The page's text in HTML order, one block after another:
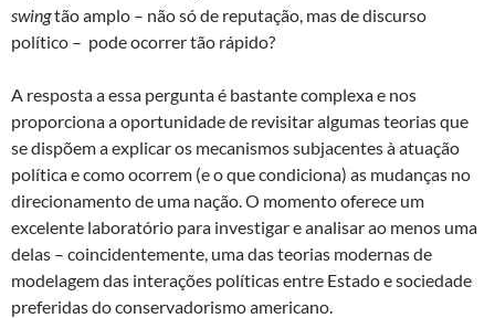
swingtão amplo – não só de reputação, mas de discurso
político – pode ocorrer tão rápido?
A resposta a essa pergunta é bastante complexa e nos
proporciona a oportunidade de revisitar algumas teorias que
se dispõem a explicar os mecanismos subjacentes à atuação
política e como ocorrem (e o que condiciona) as mudanças no
direcionamento de uma nação. O momento oferece um
excelente laboratório para investigar e analisar ao menos uma
delas – coincidentemente, uma das teorias modernas de
modelagem das interações políticas entre Estado e sociedade
preferidas do conservadorismo americano.